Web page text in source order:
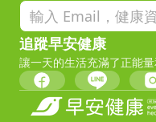
追蹤早安健康
讓一天的生活充滿了正能